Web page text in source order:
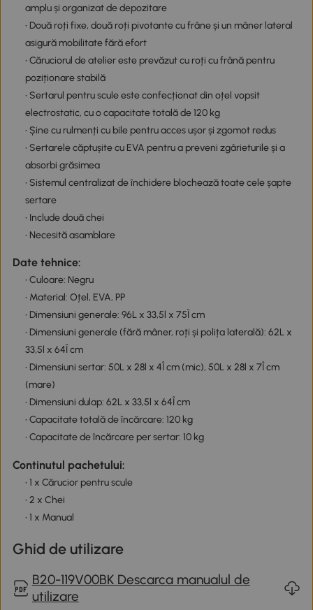
amplu și organizat de depozitare
• Două roți fixe, două roți pivotante cu frâne și un mâner lateral
asigură mobilitate fără efort
• Căruciorul de atelier este prevăzut cu roți cu frână pentru
poziționare stabilă
• Sertarul pentru scule este confecționat din oțel vopsit
electrostatic, cu o capacitate totală de 120 kg
• Șine cu rulmenți cu bile pentru acces ușor și zgomot redus
• Sertarele căptușite cu EVA pentru a preveni zgârieturile și a
absorbi grăsimea
• Sistemul centralizat de închidere blochează toate cele șapte
sertare
• Include două chei
• Necesită asamblare
Date tehnice:
• Culoare: Negru
• Material: Oțel, EVA, PP
• Dimensiuni generale: 96L x 33,5l x 75Î cm
• Dimensiuni generale (fără mâner, roți și polița laterală): 62L x
33,5l x 64Î cm
• Dimensiuni sertar: 50L x 28l x 4Î cm (mic), 50L x 28l x 7Î cm
(mare)
• Dimensiuni dulap: 62L x 33,5l x 64Î cm
• Capacitate totală de încărcare: 120 kg
• Capacitate de încărcare per sertar: 10 kg
Continutul pachetului:
• 1 x Cărucior pentru scule
• 2 x Chei
• 1 x Manual
Ghid de utilizare
B20-119V00BK Descarca manualul de
utilizare